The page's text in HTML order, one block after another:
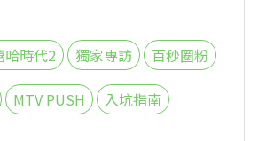
哈時代2 獨家專訪 百秒圈粉
MTV PUSH 入坑指南